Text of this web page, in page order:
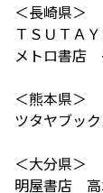
＜長崎県＞
ＴＳＵＴＡ
メトロ書店
＜熊本県＞
ツタヤブッ
＜大分県＞
明屋書店 高